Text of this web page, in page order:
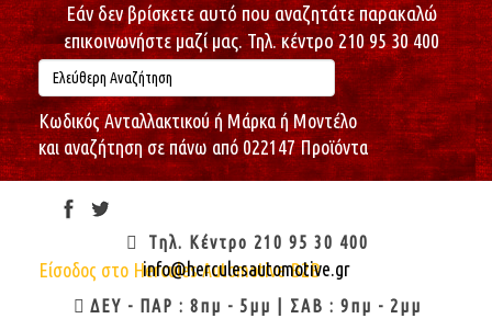
Εάν δεν βρίσκετε αυτό που αναζητάτε παρακαλώ
επικοινωνήστε μαζί μας. Τηλ. κέντρο 210 95 30 400
Κωδικός Ανταλλακτικού ή Μάρκα ή Μοντέλο
και αναζήτηση σε πάνω από 022147 Προϊόντα
Καλώς ήρθες : Επισκέπτη
Είσοδος στο Hercules Automotive B2B
Τηλ. Κέντρο 210 95 30 400
info@herculesautomotive.gr
ΔΕΥ - ΠΑΡ : 8πμ - 5μμ | ΣΑΒ : 9πμ - 2μμ